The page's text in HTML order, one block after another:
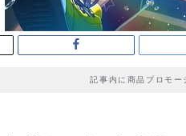
記事内に商品プロモ